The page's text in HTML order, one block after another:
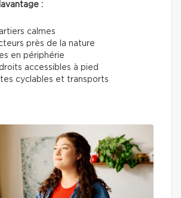
:
calmes
près de la nature
en périphérie
accessibles à pied
cyclables et transports